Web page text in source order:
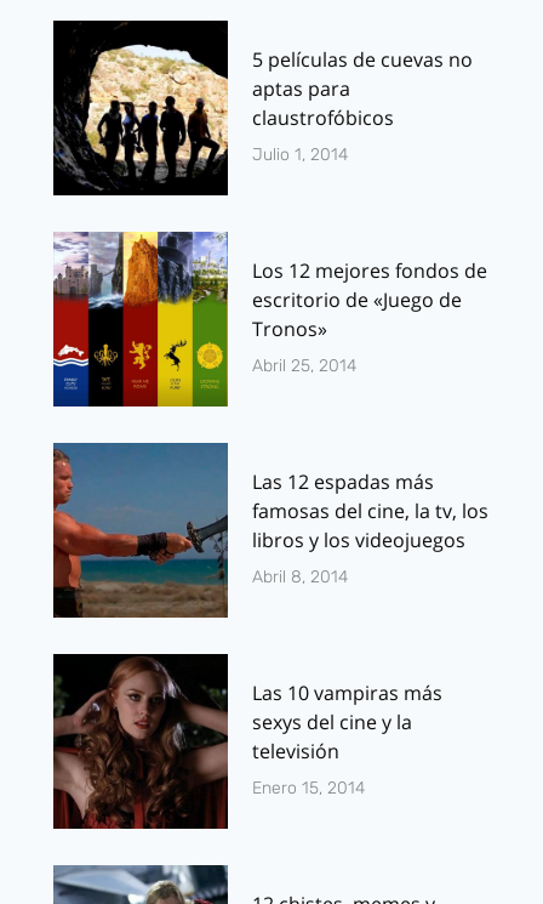
5 películas de cuevas no
aptas para
claustrofóbicos
Julio 1, 2014
Los 12 mejores fondos de
escritorio de «Juego de
Tronos»
Abril 25, 2014
Las 12 espadas más
famosas del cine, la tv, los
libros y los videojuegos
Abril 8, 2014
Las 10 vampiras más
sexys del cine y la
televisión
Enero 15, 2014